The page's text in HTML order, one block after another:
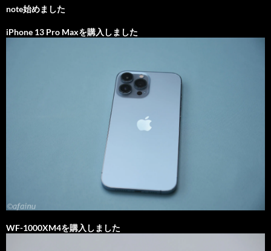
note始めました
iPhone 13 Pro Maxを購入しました
WF-1000XM4を購入しました